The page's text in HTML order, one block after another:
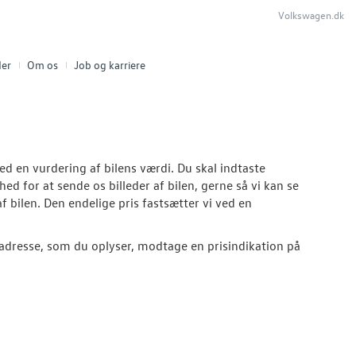
Om os Job og karriere
Volkswagen.dk
en vurdering af bilens værdi. Du skal indtaste
for at sende os billeder af bilen, gerne så vi kan se
Den endelige pris fastsætter vi ved en
som du oplyser, modtage en prisindikation på